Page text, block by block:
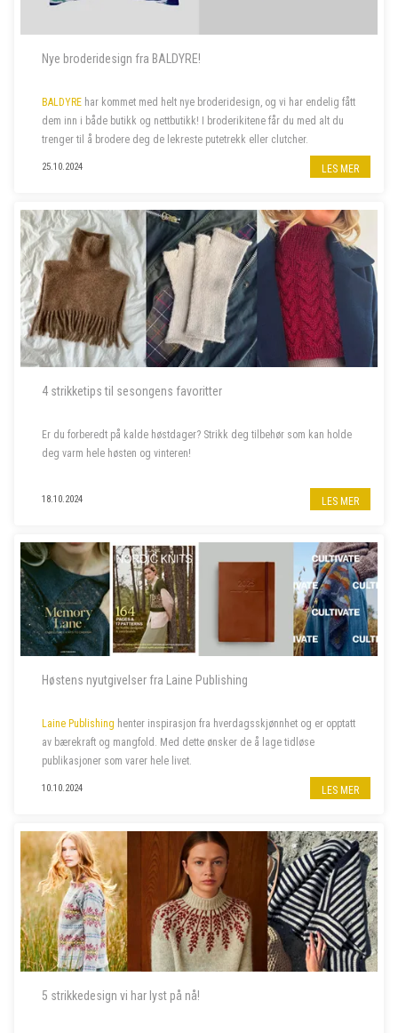
Nye broderidesign fra BALDYRE!
BALDYRE har kommet med helt nye broderidesign, og vi har endelig fått
dem inn i både butikk og nettbutikk! I broderikitene får du med alt du
trenger til å brodere deg de lekreste putetrekk eller clutcher.
25.10.2024 LES MER
4 strikketips til sesongens favoritter
Er du forberedt på kalde høstdager? Strikk deg tilbehør som kan holde
deg varm hele høsten og vinteren!
18.10.2024 LES MER
Høstens nyutgivelser fra Laine Publishing
Laine Publishing henter inspirasjon fra hverdagsskjønnhet og er opptatt
av bærekraft og mangfold. Med dette ønsker de å lage tidløse
publikasjoner som varer hele livet.
10.10.2024 LES MER
5 strikkedesign vi har lyst på nå!